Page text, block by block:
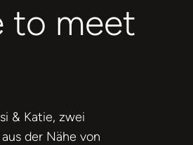
to meet
& Katie, zwei
der Nähe von